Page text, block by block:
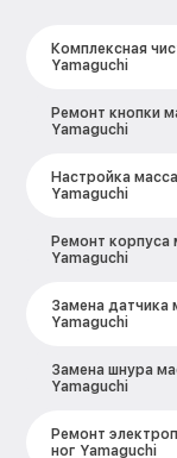
Комплексная
Yamaguchi
Ремонт кнопки
Yamaguchi
Настройка
Yamaguchi
Ремонт корпуса
Yamaguchi
Замена датчика
Yamaguchi
Замена шнура
Yamaguchi
Ремонт
ног Yamaguchi